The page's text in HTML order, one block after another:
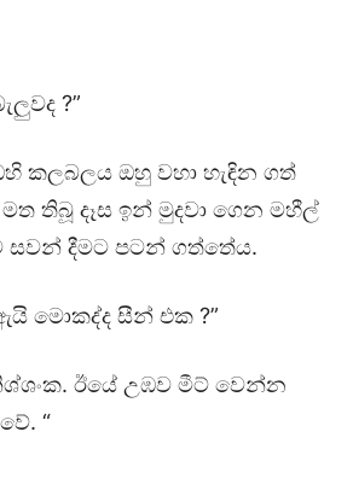
?”
කලබලය ඔහු වහා හැඳින ගත්
තිබූ දෑස ඉන් මුදවා ගෙන මහීල්
දීමට පටන් ගත්තේය.
මොකද්ද සීන් එක ?”
ඊයේ උඹව මීට් වෙන්න
“